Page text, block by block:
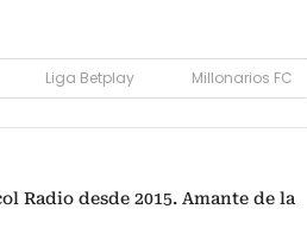
Liga Betplay Millonarios FC
Radio desde 2015. Amante de la